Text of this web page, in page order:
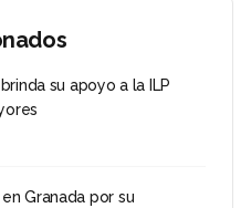
su apoyo a la ILP
Granada por su